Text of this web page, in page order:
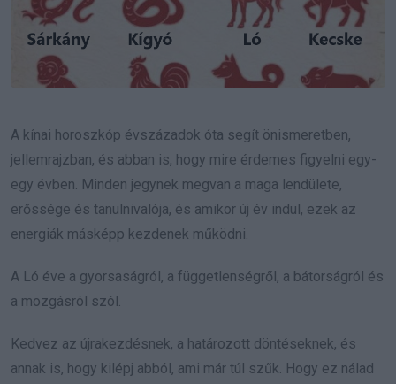
A kínai horoszkóp évszázadok óta segít önismeretben,
jellemrajzban, és abban is, hogy mire érdemes figyelni egy-
egy évben. Minden jegynek megvan a maga lendülete,
erőssége és tanulnivalója, és amikor új év indul, ezek az
energiák másképp kezdenek működni.
A Ló éve a gyorsaságról, a függetlenségről, a bátorságról és
a mozgásról szól.
Kedvez az újrakezdésnek, a határozott döntéseknek, és
annak is, hogy kilépj abból, ami már túl szűk. Hogy ez nálad